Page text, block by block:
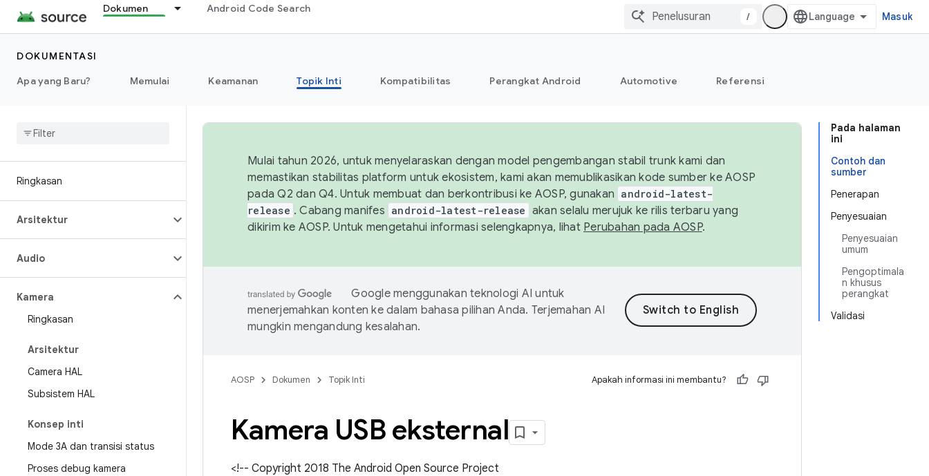
Dokumen Android Code Search
/ Masuk
DOKUMENTASI
Apa yang Baru?
Memulai Keamanan Topik Inti Kompatibilitas Perangkat Android Automotive Referensi
Ringkasan
Arsitektur
Audio
Kamera
Ringkasan
Arsitektur
Camera HAL
Subsistem HAL
Konsep inti
Mode 3A dan transisi status
Proses debug kamera
Pada halaman
ini
Contoh dan
sumber
Penerapan
Penyesuaian
Penyesuaian
umum
Pengoptimala
n khusus
perangkat
Validasi
Mulai tahun 2026, untuk menyelaraskan dengan model pengembangan stabil trunk kami dan
memastikan stabilitas platform untuk ekosistem, kami akan memublikasikan kode sumber ke AOSP
pada Q2 dan Q4. Untuk membuat dan berkontribusi ke AOSP, gunakan android-latest-
release . Cabang manifes android-latest-release akan selalu merujuk ke rilis terbaru yang
dikirim ke AOSP. Untuk mengetahui informasi selengkapnya, lihat Perubahan pada AOSP.
Google menggunakan teknologi AI untuk
menerjemahkan konten ke dalam bahasa pilihan Anda. Terjemahan AI
mungkin mengandung kesalahan.
AOSP Dokumen Topik Inti Apakah informasi ini membantu?
Kamera USB eksternal
<!-- Copyright 2018 The Android Open Source Project